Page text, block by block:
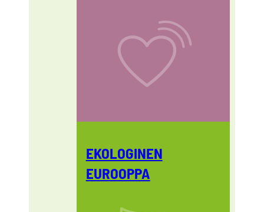
EKOLOGINEN
EUROOPPA